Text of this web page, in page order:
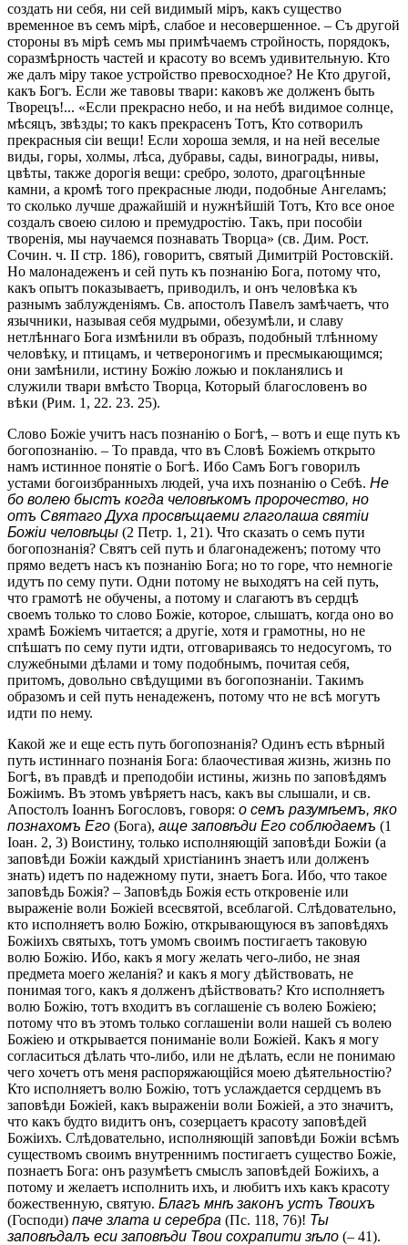
создать ни себя, ни сей видимый міръ, какъ существо
временное въ семъ мірѣ, слабое и несовершенное. – Съ другой
стороны въ мірѣ семъ мы примѣчаемъ стройность, порядокъ,
соразмѣрность частей и красоту во всемъ удивительную. Кто
же далъ міру такое устройство превосходное? Не Кто другой,
какъ Богъ. Если же тавовы твари: каковъ же долженъ быть
Творецъ!... «Если прекрасно небо, и на небѣ видимое солнце,
мѣсяцъ, звѣзды; то какъ прекрасенъ Тотъ, Кто сотворилъ
прекрасныя сіи вещи! Если хороша земля, и на ней веселые
виды, горы, холмы, лѣса, дубравы, сады, винограды, нивы,
цвѣты, также дорогія вещи: сребро, золото, драгоцѣнные
камни, а кромѣ того прекрасные люди, подобные Ангеламъ;
то сколько лучше дражайшій и нужнѣйшій Тотъ, Кто все оное
создалъ своею силою и премудростію. Такъ, при пособіи
творенія, мы научаемся познавать Творца» (св. Дим. Рост.
Сочин. ч. II стр. 186), говоритъ, святый Димитрій Ростовскій.
Но малонадеженъ и сей путь къ познанію Бога, потому что,
какъ опытъ показываетъ, приводилъ, и онъ человѣка къ
разнымъ заблужденіямъ. Св. апостолъ Павелъ замѣчаетъ, что
язычники, называя себя мудрыми, обезумѣли, и славу
нетлѣннаго Бога измѣнили въ образъ, подобный тлѣнному
человѣку, и птицамъ, и четвероногимъ и пресмыкающимся;
они замѣнили, истину Божію ложью и покланялись и
служили твари вмѣсто Творца, Который благословенъ во
вѣки (Рим. 1, 22. 23. 25).
Слово Божіе учитъ насъ познанію о Богѣ, – вотъ и еще путь къ
богопознанію. – То правда, что въ Словѣ Божіемъ открыто
намъ истинное понятіе о Богѣ. Ибо Самъ Богъ говорилъ
устами богоизбранныхъ людей, уча ихъ познанію о Себѣ. Не
бо волею быстъ когда человѣкомъ пророчество, но
отъ Святаго Духа просвѣщаеми глаголаша святіи
Божіи человѣцы (2 Петр. 1, 21). Что сказать о семъ пути
богопознанія? Святъ сей путь и благонадеженъ; потому что
прямо ведетъ насъ къ познанію Бога; но то горе, что немногіе
идутъ по сему пути. Одни потому не выходятъ на сей путь,
что грамотѣ не обучены, а потому и слагаютъ въ сердцѣ
своемъ только то слово Божіе, которое, слышатъ, когда оно во
храмѣ Божіемъ читается; а другіе, хотя и грамотны, но не
спѣшатъ по сему пути идти, отговариваясь то недосугомъ, то
служебными дѣлами и тому подобнымъ, почитая себя,
притомъ, довольно свѣдущими въ богопознаніи. Такимъ
образомъ и сей путь ненадеженъ, потому что не всѣ могутъ
идти по нему.
Какой же и еще есть путь богопознанія? Одинъ есть вѣрный
путь истиннаго познанія Бога: блаочестивая жизнь, жизнь по
Богѣ, въ правдѣ и преподобіи истины, жизнь по заповѣдямъ
Божіимъ. Въ этомъ увѣряетъ насъ, какъ вы слышали, и св.
Апостолъ Іоаннъ Богословъ, говоря: о семъ разумѣемъ, яко
познахомъ Его (Бога), аще заповѣди Его соблюдаемъ (1
Іоан. 2, 3) Воистину, только исполняющій заповѣди Божіи (а
заповѣди Божіи каждый христіанинъ знаетъ или долженъ
знать) идетъ по надежному пути, знаетъ Бога. Ибо, что такое
заповѣдь Божія? – Заповѣдь Божія есть откровеніе или
выраженіе воли Божіей всесвятой, всеблагой. Слѣдовательно,
кто исполняетъ волю Божію, открывающуюся въ заповѣдяхъ
Божіихъ святыхъ, тотъ умомъ своимъ постигаетъ таковую
волю Божію. Ибо, какъ я могу желать чего-либо, не зная
предмета моего желанія? и какъ я могу дѣйствовать, не
понимая того, какъ я долженъ дѣйствовать? Кто исполняетъ
волю Божію, тотъ входитъ въ соглашеніе съ волею Божіею;
потому что въ этомъ только соглашеніи воли нашей съ волею
Божіею и открывается пониманіе воли Божіей. Какъ я могу
согласиться дѣлать что-либо, или не дѣлать, если не понимаю
чего хочетъ отъ меня распоряжающійся моею дѣятельностію?
Кто исполняетъ волю Божію, тотъ услаждается сердцемъ въ
заповѣди Божіей, какъ выраженіи воли Божіей, а это значитъ,
что какъ будто видитъ онъ, созерцаетъ красоту заповѣдей
Божіихъ. Слѣдовательно, исполняющій заповѣди Божіи всѣмъ
существомъ своимъ внутреннимъ постигаетъ существо Божіе,
познаетъ Бога: онъ разумѣетъ смыслъ заповѣдей Божіихъ, а
потому и желаетъ исполнить ихъ, и любитъ ихъ какъ красоту
божественную, святую. Благъ мнѣ законъ устъ Твоихъ
(Господи) паче злата и серебра (Пс. 118, 76)! Ты
заповѣдалъ ecи заповѣди Твои сохрапити зѣло (– 41).